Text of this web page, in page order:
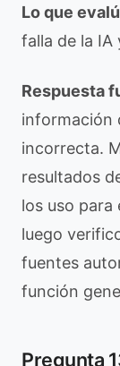
Lo que
falla de la IA
Respuesta
información
incorrecta.
resultados
los uso
luego
fuentes
función
Pregunta